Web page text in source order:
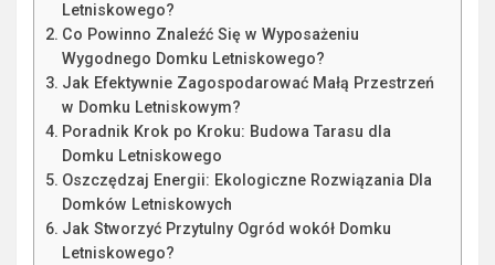
Letniskowego?
Co Powinno Znaleźć Się w Wyposażeniu
Wygodnego Domku Letniskowego?
Jak Efektywnie Zagospodarować Małą Przestrzeń
w Domku Letniskowym?
Poradnik Krok po Kroku: Budowa Tarasu dla
Domku Letniskowego
Oszczędzaj Energii: Ekologiczne Rozwiązania Dla
Domków Letniskowych
Jak Stworzyć Przytulny Ogród wokół Domku
Letniskowego?